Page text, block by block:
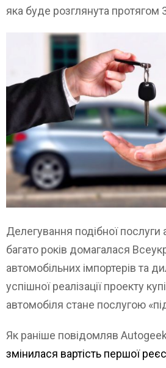
яка буде розглянута протягом
Делегування подібної
багато років домагалася
автомобільних імпортерів та
успішної реалізації проекту
автомобіля стане послугою
Як раніше повідомляв
змінилася вартість першої